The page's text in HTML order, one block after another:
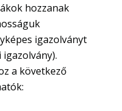
hozzanak
igazolványt
a következő